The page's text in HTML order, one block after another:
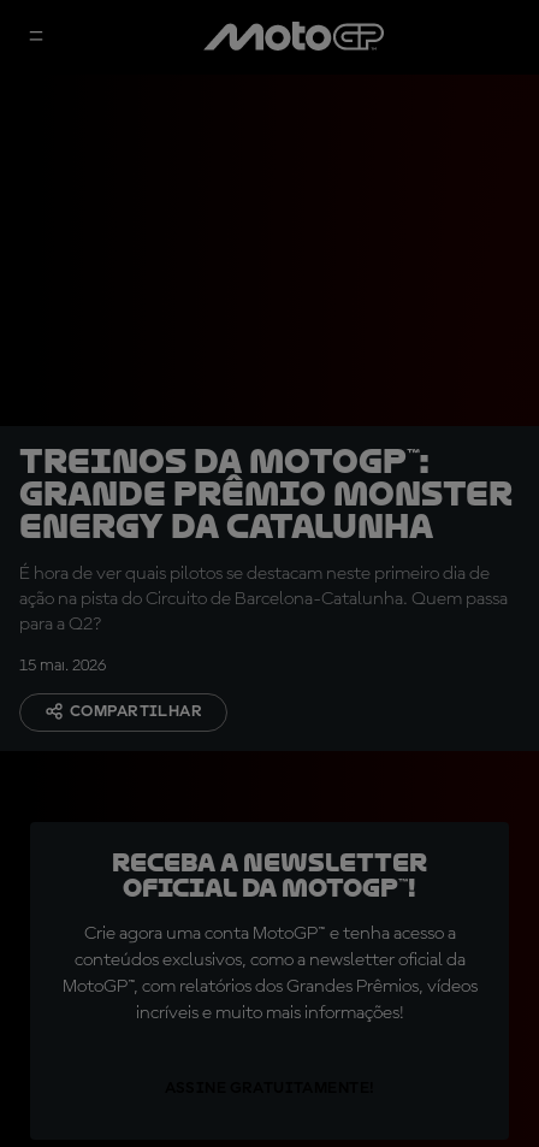
Treinos da MotoGP™:
Grande Prêmio Monster
Energy da Catalunha
É hora de ver quais pilotos se destacam neste primeiro dia de
ação na pista do Circuito de Barcelona-Catalunha. Quem passa
para a Q2?
15 mai. 2026
COMPARTILHAR
Receba a newsletter
oficial da MotoGP™!
Crie agora uma conta MotoGP™ e tenha acesso a
conteúdos exclusivos, como a newsletter oficial da
MotoGP™, com relatórios dos Grandes Prêmios, vídeos
incríveis e muito mais informações!